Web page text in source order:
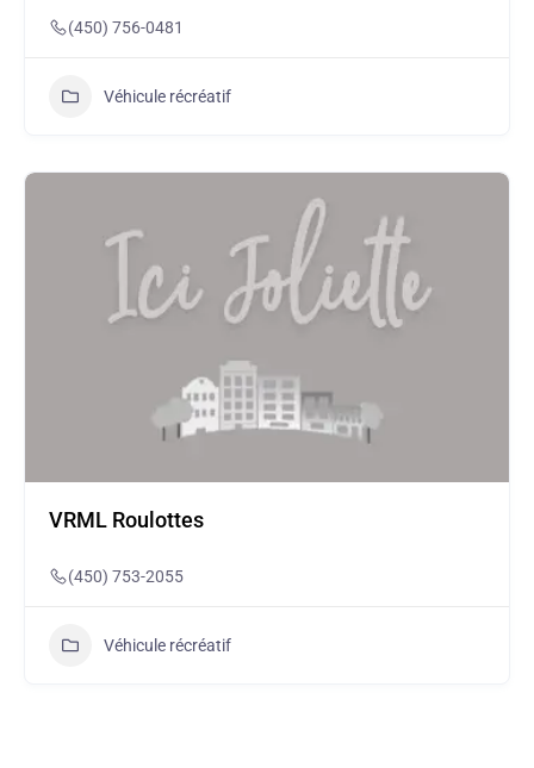
(450) 756-0481
Véhicule récréatif
VRML Roulottes
(450) 753-2055
Véhicule récréatif